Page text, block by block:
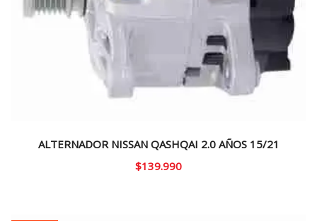
ALTERNADOR NISSAN QASHQAI 2.0 AÑOS 15/21
$139.990